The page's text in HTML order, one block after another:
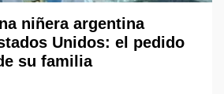
niñera argentina
Unidos: el pedido
su familia